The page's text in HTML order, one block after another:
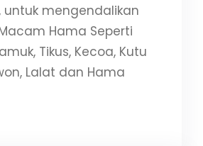
untuk mengendalikan
Hama Seperti
Tikus, Kecoa, Kutu
Lalat dan Hama